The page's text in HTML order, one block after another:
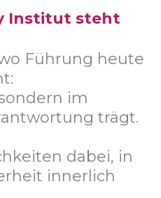
Institut steht
Führung heute
im
trägt.
dabei, in
innerlich